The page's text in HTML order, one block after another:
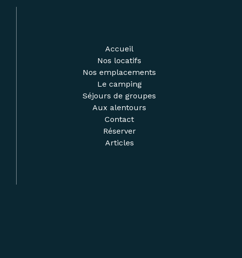
Accueil
Nos locatifs
Nos emplacements
Le camping
Séjours de groupes
Aux alentours
Contact
Réserver
Articles